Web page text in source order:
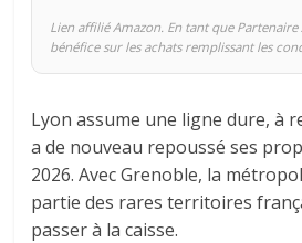
Lien affilié Amazon. En tant que
bénéfice sur les achats remplissant les
Lyon assume une ligne dure, à
a de nouveau repoussé ses
2026. Avec Grenoble, la
partie des rares territoires
passer à la caisse.